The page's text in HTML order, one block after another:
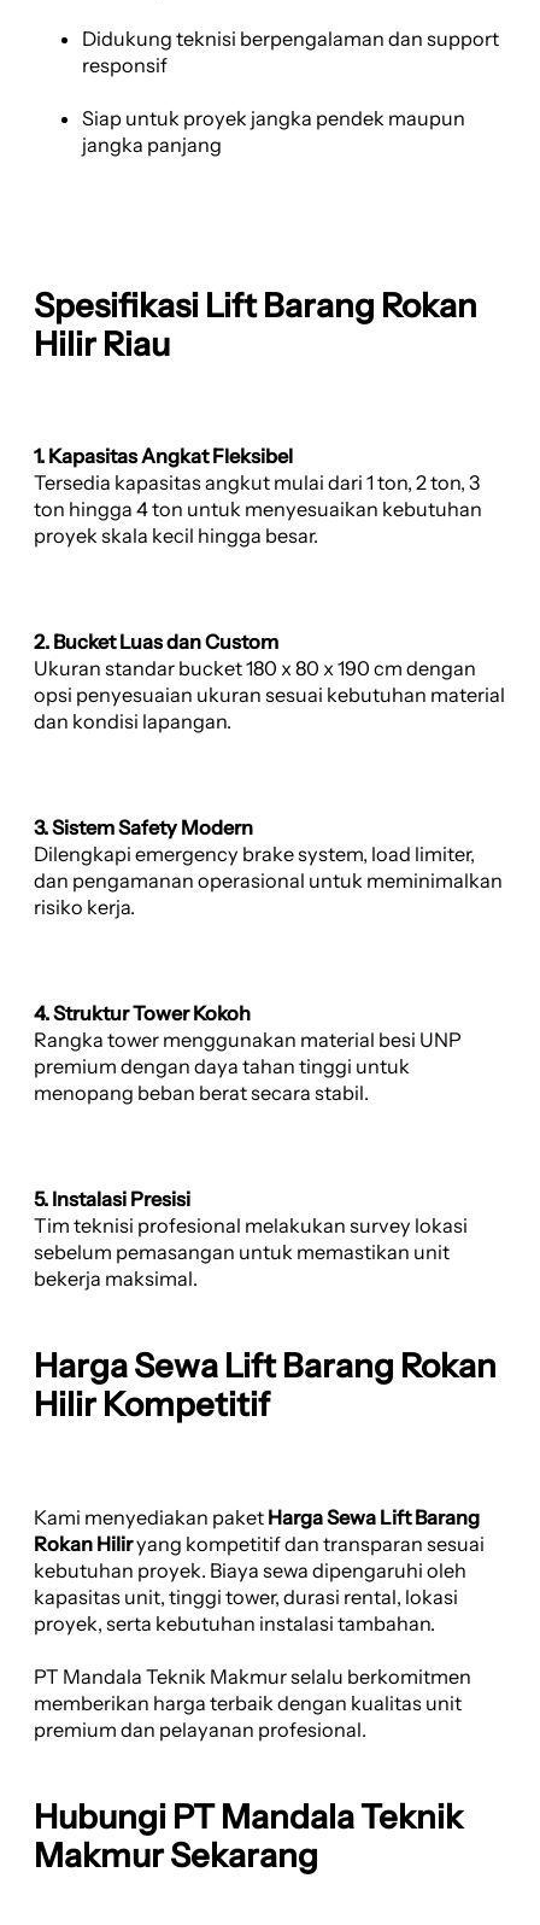
Didukung teknisi berpengalaman dan support
responsif
Siap untuk proyek jangka pendek maupun
jangka panjang
Spesifikasi Lift Barang Rokan
Hilir Riau
1. Kapasitas Angkat Fleksibel
Tersedia kapasitas angkut mulai dari 1 ton, 2 ton, 3
ton hingga 4 ton untuk menyesuaikan kebutuhan
proyek skala kecil hingga besar.
2. Bucket Luas dan Custom
Ukuran standar bucket 180 x 80 x 190 cm dengan
opsi penyesuaian ukuran sesuai kebutuhan material
dan kondisi lapangan.
3. Sistem Safety Modern
Dilengkapi emergency brake system, load limiter,
dan pengamanan operasional untuk meminimalkan
risiko kerja.
4. Struktur Tower Kokoh
Rangka tower menggunakan material besi UNP
premium dengan daya tahan tinggi untuk
menopang beban berat secara stabil.
5. Instalasi Presisi
Tim teknisi profesional melakukan survey lokasi
sebelum pemasangan untuk memastikan unit
bekerja maksimal.
Harga Sewa Lift Barang Rokan
Hilir Kompetitif
Kami menyediakan paket Harga Sewa Lift Barang
Rokan Hiliryang kompetitif dan transparan sesuai
kebutuhan proyek. Biaya sewa dipengaruhi oleh
kapasitas unit, tinggi tower, durasi rental, lokasi
proyek, serta kebutuhan instalasi tambahan.
PT Mandala Teknik Makmur selalu berkomitmen
memberikan harga terbaik dengan kualitas unit
premium dan pelayanan profesional.
Hubungi PT Mandala Teknik
Makmur Sekarang